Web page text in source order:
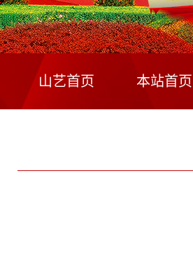
山艺首页 本站首页